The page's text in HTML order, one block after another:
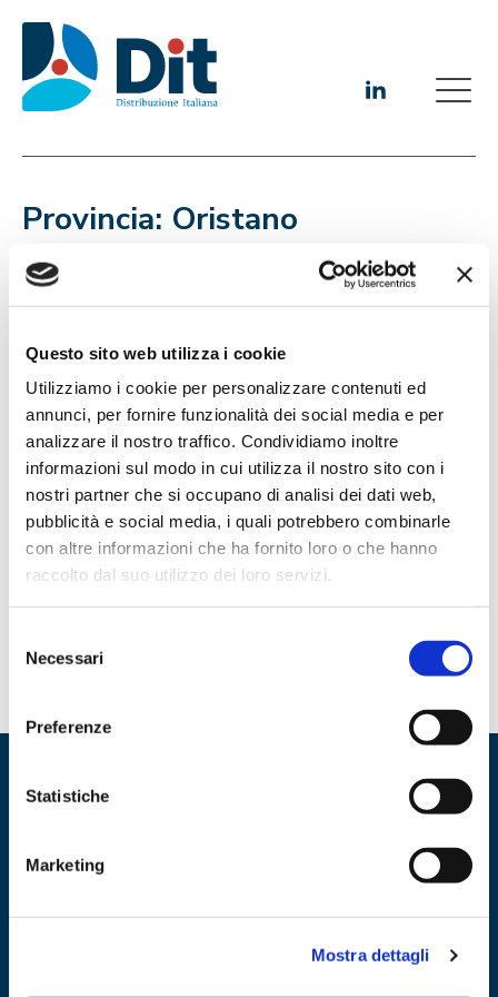
Questo sito web utilizza i cookie
Utilizziamo i cookie per personalizzare contenuti ed
annunci, per fornire funzionalità dei social media e per
analizzare il nostro traffico. Condividiamo inoltre
informazioni sul modo in cui utilizza il nostro sito con i
nostri partner che si occupano di analisi dei dati web,
pubblicità e social media, i quali potrebbero combinarle
con altre informazioni che ha fornito loro o che hanno
raccolto dal suo utilizzo dei loro servizi.
delNecessari
Preferenze
Statistiche
Marketing
Mostra dettagli
Provincia: Oristano
20 Febbraio 2025
Consorzio Supermercati Sardi
Partner del CEDI Consorzio Europa Sede Legale: Zona
Ind.le Loc. CannamendaStrada B09039 Villacidro (SU)